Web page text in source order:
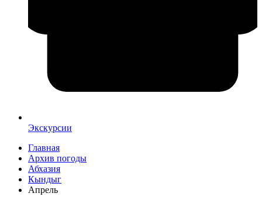
Экскурсии
Главная
Архив погоды
Абхазия
Кындыг
Апрель